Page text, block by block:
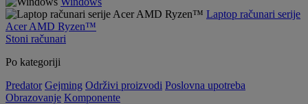
Laptop računari serije
Acer AMD Ryzen™
Stoni računari
Po kategoriji
Predator Gejming Održivi proizvodi Poslovna upotreba
Obrazovanje Komponente